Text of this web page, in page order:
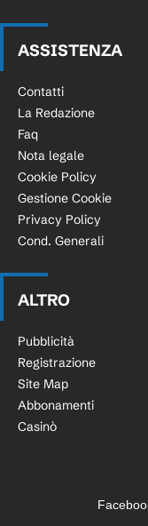
ASSISTENZA
Contatti
La Redazione
Faq
Nota legale
Cookie Policy
Gestione Cookie
Privacy Policy
Cond. Generali
ALTRO
Pubblicità
Registrazione
Site Map
Abbonamenti
Casinò